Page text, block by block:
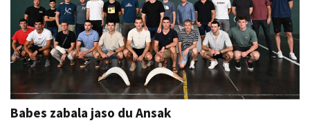
Babes zabala jaso du Ansak